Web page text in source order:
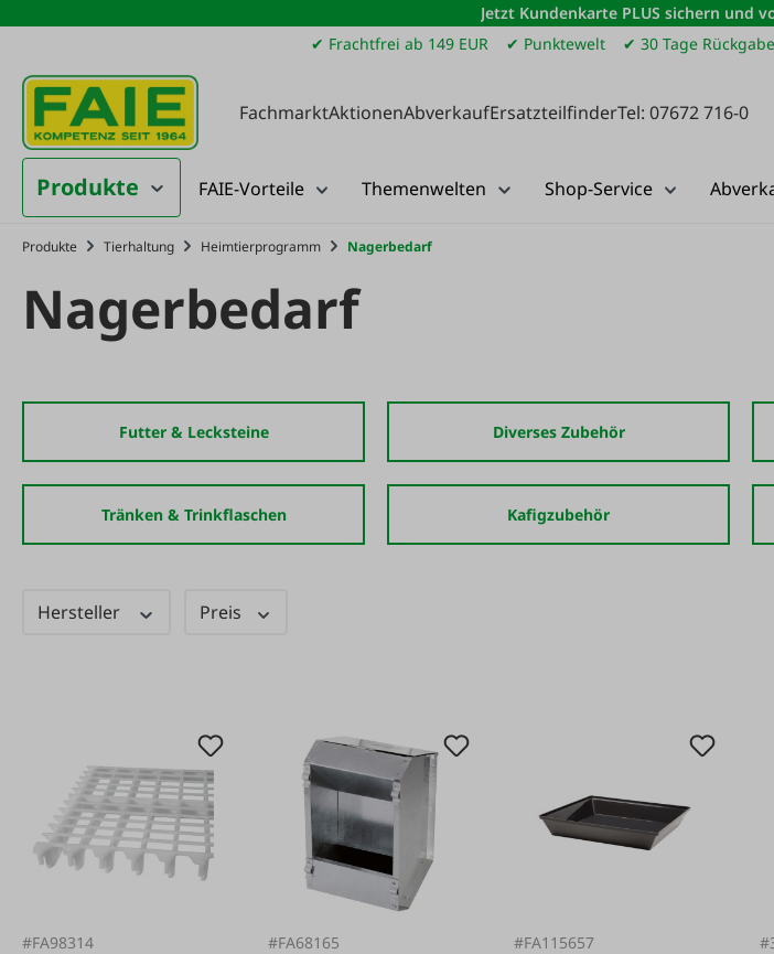
Hauptinhalt springen
Zur Suche springen
Zur Hauptnavigation springen
Jetzt Kundenkarte PLUS sichern und
✔ Frachtfrei ab 149 EUR
✔ Punktewelt ✔ 30 Tage
FachmarktAktionenAbverkaufErsatzteilfinderTel: 07672 716-0
Produkte FAIE-Vorteile Themenwelten Shop-Service
Produkte Tierhaltung Heimtierprogramm Nagerbedarf
Nagerbedarf
Futter & Lecksteine Diverses Zubehör
Tränken & Trinkflaschen Kafigzubehör
Hersteller Preis
#FA98314 #FA68165 #FA115657